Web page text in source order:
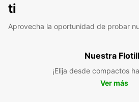
ti
Aprovecha la oportunidad de probar
Nuestra
¡Elija desde compactos
Ver más